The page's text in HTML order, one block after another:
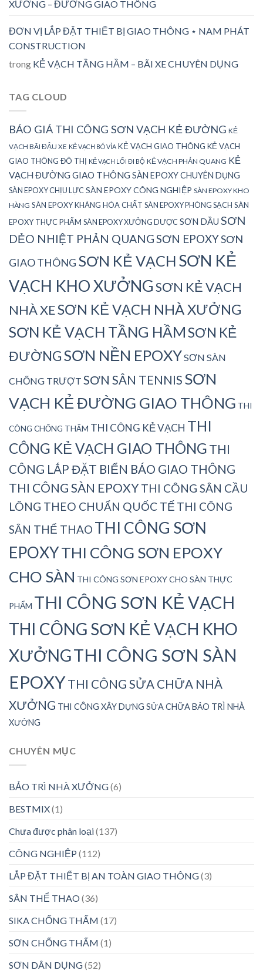
XƯỞNG – ĐƯỜNG GIAO THÔNG
ĐƠN VỊ LẮP ĐẶT THIẾT BỊ GIAO THÔNG ⋆ NAM PHÁT
CONSTRUCTION
trong KẺ VẠCH TẦNG HẦM – BÃI XE CHUYÊN DỤNG
TAG CLOUD
BÁO GIÁ THI CÔNG SƠN VẠCH KẺ ĐƯỜNG KẺ
VẠCH BÃI ĐẬU XE KẺ VẠCH BÓ VỈA KẺ VẠCH GIAO THÔNG KẺ VẠCH
GIAO THÔNG ĐÔ THỊ KẺ VẠCH LỐI ĐI BỘ KẺ VẠCH PHẢN QUANG KẺ
VẠCH ĐƯỜNG GIAO THÔNG SÀN EPOXY CHUYÊN DỤNG
SÀN EPOXY CHỊU LỰCSÀN EPOXY CÔNG NGHIỆP SÀN EPOXY KHO
HÀNG SÀN EPOXY KHÁNG HÓA CHẤT SÀN EPOXY PHÒNG SẠCH SÀN
EPOXY THỰC PHẨM SÀN EPOXY XƯỞNG DƯỢCSƠN DẦU SƠN
DẺO NHIỆT PHẢN QUANGSƠN EPOXYSƠN
GIAO THÔNG SƠN KẺ VẠCH SƠN KẺ
VẠCH KHO XƯỞNGSƠN KẺ VẠCH
NHÀ XESƠN KẺ VẠCH NHÀ XƯỞNG
SƠN KẺ VẠCH TẦNG HẦMSƠN KẺ
ĐƯỜNGSƠN NỀN EPOXYSƠN SÀN
CHỐNG TRƯỢT SƠN SÂN TENNIS SƠN
VẠCH KẺ ĐƯỜNG GIAO THÔNG THI
CÔNG CHỐNG THẤM THI CÔNG KẺ VẠCH THI
CÔNG KẺ VẠCH GIAO THÔNG THI
CÔNG LẮP ĐẶT BIỂN BÁO GIAO THÔNG
THI CÔNG SÀN EPOXYTHI CÔNG SÂN CẦU
LÔNG THEO CHUẨN QUỐC TẾ THI CÔNG
SÂN THỂ THAO THI CÔNG SƠN
EPOXYTHI CÔNG SƠN EPOXY
CHO SÀN THI CÔNG SƠN EPOXY CHO SÀN THỰC
PHẨM THI CÔNG SƠN KẺ VẠCH
THI CÔNG SƠN KẺ VẠCH KHO
XƯỞNGTHI CÔNG SƠN SÀN
EPOXYTHI CÔNG SỬA CHỮA NHÀ
XƯỞNG THI CÔNG XÂY DỰNG SỬA CHỮA BẢO TRÌ NHÀ
XƯỞNG
CHUYÊN MỤC
BẢO TRÌ NHÀ XƯỞNG(6)
BESTMIX(1)
Chưa được phân loại(137)
CÔNG NGHIỆP (112)
LẮP ĐẶT THIẾT BỊ AN TOÀN GIAO THÔNG(3)
SÂN THỂ THAO(36)
SIKA CHỐNG THẤM (17)
SƠN CHỐNG THẤM (1)
SƠN DÂN DỤNG(52)